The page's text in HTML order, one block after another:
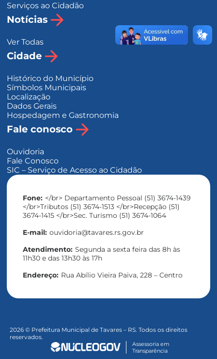
Serviços ao Cidadão
Notícias
Ver Todas
Cidade
Histórico do Município
Símbolos Municipais
Localização
Dados Gerais
Hospedagem e Gastronomia
Fale conosco
Ouvidoria
Fale Conosco
SIC – Serviço de Acesso ao Cidadão
Fone: </br> Departamento Pessoal (51) 3674-1439
</br>Tributos (51) 3674-1513 </br>Recepção (51)
3674-1415 </br>Sec. Turismo (51) 3674-1064
E-mail: ouvidoria@tavares.rs.gov.br
Atendimento: Segunda a sexta feira das 8h às
11h30 e das 13h30 às 17h
Endereço: Rua Abílio Vieira Paiva, 228 – Centro
2026 © Prefeitura Municipal de Tavares – RS. Todos os direitos
reservados.
Assessoria em
Transparência